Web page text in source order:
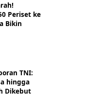
Periset ke
Bikin
TNI:
hingga
Dikebut